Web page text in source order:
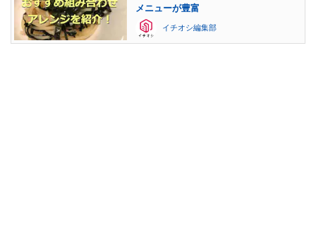
メニューが豊富
イチオシ編集部